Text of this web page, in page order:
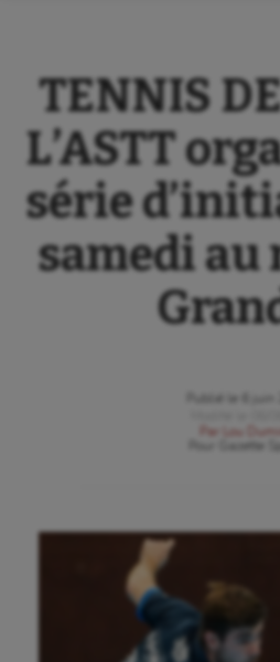
TENNIS
L’ASTT
série
samedi au
Publié le
Par
Lou
Gazette